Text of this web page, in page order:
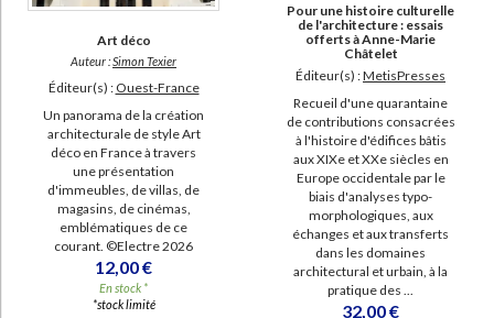
Art déco
Auteur : Simon Texier
Éditeur(s) : Ouest-France
Un panorama de la création
architecturale de style Art
déco en France à travers
une présentation
d'immeubles, de villas, de
magasins, de cinémas,
emblématiques de ce
courant. ©Electre 2026
12,00 €
En stock *
*stock limité
Pour une histoire culturelle
de l'architecture : essais
offerts à Anne-Marie
Châtelet
Éditeur(s) :MetisPresses
Recueil d'une quarantaine
de contributions consacrées
à l'histoire d'édifices bâtis
aux XIXe et XXe siècles en
Europe occidentale par le
biais d'analyses typo-
morphologiques, aux
échanges et aux transferts
dans les domaines
architectural et urbain, à la
pratique des ...
32,00 €